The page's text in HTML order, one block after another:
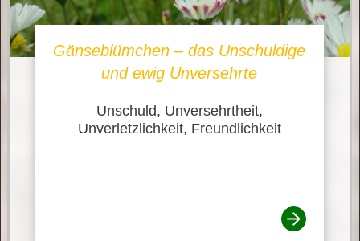
Gänseblümchen – das Unschuldige
und ewig Unversehrte
Unschuld, Unversehrtheit,
Unverletzlichkeit, Freundlichkeit